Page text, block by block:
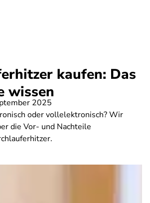
kaufen: Das
wissen
2025
oder vollelektronisch? Wir
die Vor- und Nachteile